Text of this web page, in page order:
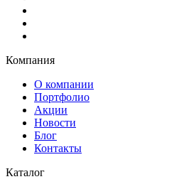
Компания
О компании
Портфолио
Акции
Новости
Блог
Контакты
Каталог